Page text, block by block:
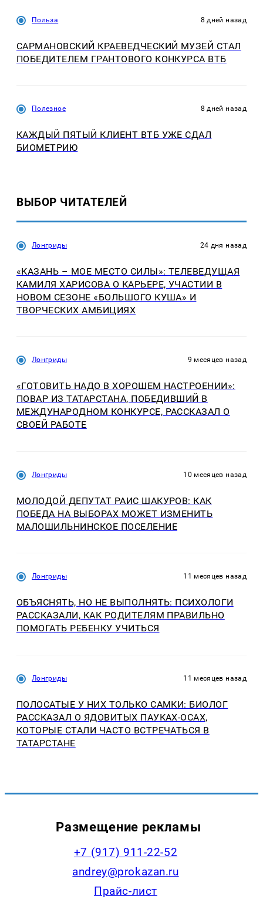
Польза 8 дней назад
САРМАНОВСКИЙ КРАЕВЕДЧЕСКИЙ МУЗЕЙ СТАЛ
ПОБЕДИТЕЛЕМ ГРАНТОВОГО КОНКУРСА ВТБ
Полезное 8 дней назад
КАЖДЫЙ ПЯТЫЙ КЛИЕНТ ВТБ УЖЕ СДАЛ
БИОМЕТРИЮ
ВЫБОР ЧИТАТЕЛЕЙ
Лонгриды 24 дня назад
«КАЗАНЬ – МОЕ МЕСТО СИЛЫ»: ТЕЛЕВЕДУЩАЯ
КАМИЛЯ ХАРИСОВА О КАРЬЕРЕ, УЧАСТИИ В
НОВОМ СЕЗОНЕ «БОЛЬШОГО КУША» И
ТВОРЧЕСКИХ АМБИЦИЯХ
Лонгриды 9 месяцев назад
«ГОТОВИТЬ НАДО В ХОРОШЕМ НАСТРОЕНИИ»:
ПОВАР ИЗ ТАТАРСТАНА, ПОБЕДИВШИЙ В
МЕЖДУНАРОДНОМ КОНКУРСЕ, РАССКАЗАЛ О
СВОЕЙ РАБОТЕ
Лонгриды 10 месяцев назад
МОЛОДОЙ ДЕПУТАТ РАИС ШАКУРОВ: КАК
ПОБЕДА НА ВЫБОРАХ МОЖЕТ ИЗМЕНИТЬ
МАЛОШИЛЬНИНСКОЕ ПОСЕЛЕНИЕ
Лонгриды 11 месяцев назад
ОБЪЯСНЯТЬ, НО НЕ ВЫПОЛНЯТЬ: ПСИХОЛОГИ
РАССКАЗАЛИ, КАК РОДИТЕЛЯМ ПРАВИЛЬНО
ПОМОГАТЬ РЕБЕНКУ УЧИТЬСЯ
Лонгриды 11 месяцев назад
ПОЛОСАТЫЕ У НИХ ТОЛЬКО САМКИ: БИОЛОГ
РАССКАЗАЛ О ЯДОВИТЫХ ПАУКАХ-ОСАХ,
КОТОРЫЕ СТАЛИ ЧАСТО ВСТРЕЧАТЬСЯ В
ТАТАРСТАНЕ
Размещение рекламы
+7 (917) 911-22-52
andrey@prokazan.ru
Прайс-лист